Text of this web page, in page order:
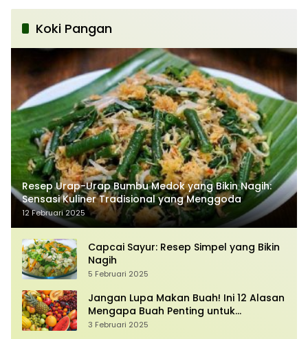
Koki Pangan
Resep Urap-Urap Bumbu Medok yang Bikin Nagih:
Sensasi Kuliner Tradisional yang Menggoda
12 Februari 2025
Capcai Sayur: Resep Simpel yang Bikin
Nagih
5 Februari 2025
Jangan Lupa Makan Buah! Ini 12 Alasan
Mengapa Buah Penting untuk
Kesehatan Anda
3 Februari 2025